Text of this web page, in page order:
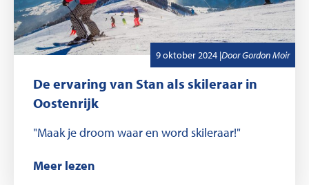
9 oktober 2024 |,Geschreven door
DoorGordon Moir
De ervaring van Stan als skileraar in
Oostenrijk
"Maak je droom waar en word skileraar!"
Meer lezen